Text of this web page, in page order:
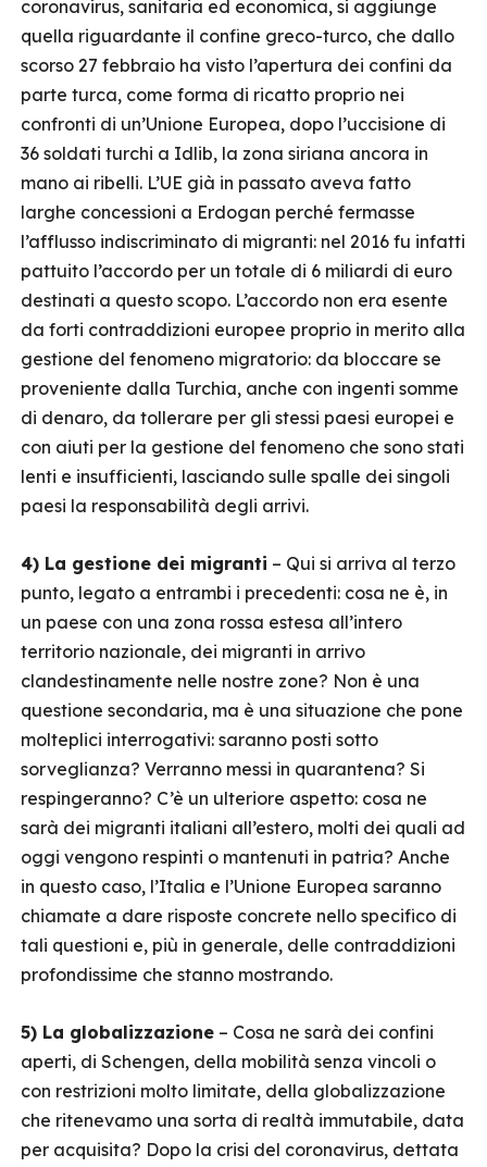
coronavirus, sanitaria ed economica, si aggiunge
quella riguardante il confine greco-turco, che dallo
scorso 27 febbraio ha visto l’apertura dei confini da
parte turca, come forma di ricatto proprio nei
confronti di un’Unione Europea, dopo l’uccisione di
36 soldati turchi a Idlib, la zona siriana ancora in
mano ai ribelli. L’UE già in passato aveva fatto
larghe concessioni a Erdogan perché fermasse
l’afflusso indiscriminato di migranti: nel 2016 fu infatti
pattuito l’accordo per un totale di 6 miliardi di euro
destinati a questo scopo. L’accordo non era esente
da forti contraddizioni europee proprio in merito alla
gestione del fenomeno migratorio: da bloccare se
proveniente dalla Turchia, anche con ingenti somme
di denaro, da tollerare per gli stessi paesi europei e
con aiuti per la gestione del fenomeno che sono stati
lenti e insufficienti, lasciando sulle spalle dei singoli
paesi la responsabilità degli arrivi.
4) La gestione dei migranti – Qui si arriva al terzo
punto, legato a entrambi i precedenti: cosa ne è, in
un paese con una zona rossa estesa all’intero
territorio nazionale, dei migranti in arrivo
clandestinamente nelle nostre zone? Non è una
questione secondaria, ma è una situazione che pone
molteplici interrogativi: saranno posti sotto
sorveglianza? Verranno messi in quarantena? Si
respingeranno? C’è un ulteriore aspetto: cosa ne
sarà dei migranti italiani all’estero, molti dei quali ad
oggi vengono respinti o mantenuti in patria? Anche
in questo caso, l’Italia e l’Unione Europea saranno
chiamate a dare risposte concrete nello specifico di
tali questioni e, più in generale, delle contraddizioni
profondissime che stanno mostrando.
5) La globalizzazione – Cosa ne sarà dei confini
aperti, di Schengen, della mobilità senza vincoli o
con restrizioni molto limitate, della globalizzazione
che ritenevamo una sorta di realtà immutabile, data
per acquisita? Dopo la crisi del coronavirus, dettata